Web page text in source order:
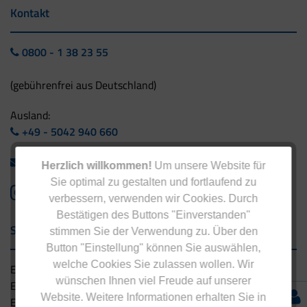
Herzlich willkommen! Um unsere Website für
Sie optimal zu gestalten und fortlaufend zu
verbessern, verwenden wir Cookies. Durch
Bestätigen des Buttons "Einverstanden"
stimmen Sie der Verwendung zu. Über den
Button "Einstellung" können Sie auswählen,
welche Cookies Sie zulassen wollen. Wir
wünschen Ihnen viel Freude auf unserer
Website. Weitere Informationen erhalten Sie in
Kontakt
0800 - 1 38 23 55
(gebührenfrei aus Deutschland)
Ausland:
+49 - 5042 940 660
info@eucell.de
Service & Versand
Eucell Gesundheitsservice
Eucell Ernährungscoach
Eucell Fitness Coach